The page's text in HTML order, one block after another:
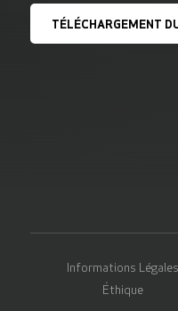
TÉLÉCHARGEMENT
Informations Légales
Éthique